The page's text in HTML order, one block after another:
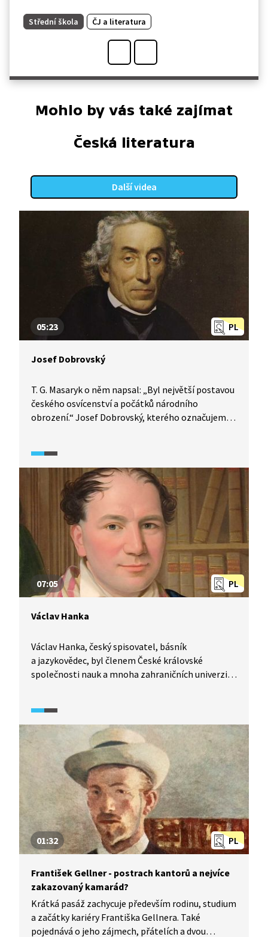
Střední škola ČJ a literatura
Mohlo by vás také zajímat
Česká literatura
Další videa
PL
05:23
Josef Dobrovský
T. G. Masaryk o něm napsal: „Byl největší postavou
českého osvícenství a počátků národního
obrození.“ Josef Dobrovský, kterého označujeme
a církevní historik, zakladatel slavistiky a také
největší český osvícenský vědec. Ukázka přináší
náhled do Dobrovského vědeckého života a jeho
díla prostřednictvím výkladu historika Petra
Charváta.
PL
07:05
Václav Hanka
Václav Hanka, český spisovatel, básník
a jazykovědec, byl členem České královské
společnosti nauk a mnoha zahraničních univerzit.
představuje Hankovu vědeckou a literární činnost
v kontextu jeho života včetně otázek spjatých
s jeho úlohou při „objevení“ slavných Rukopisů.
PL
01:32
František Gellner - postrach kantorů a nejvíce
zakazovaný kamarád?
Krátká pasáž zachycuje především rodinu, studium
a začátky kariéry Františka Gellnera. Také
pojednává o jeho zájmech, přátelích a dvou